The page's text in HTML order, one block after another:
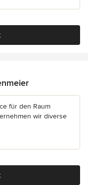
für den Raum
wir diverse